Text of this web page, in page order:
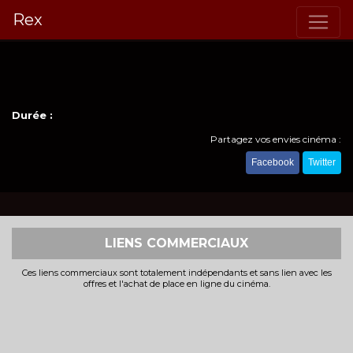
Rex
Durée :
Partagez vos envies cinéma :
Facebook Twitter
LIENS COMMERCIAUX
Ces liens commerciaux sont totalement indépendants et sans lien avec les
offres et l'achat de place en ligne du cinéma.